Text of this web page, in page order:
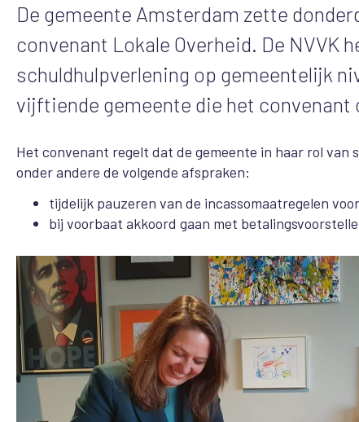
De gemeente Amsterdam zette
convenant Lokale Overheid. De NVVK
schuldhulpverlening op gemeentelijk
vijftiende gemeente die het convenant
Het convenant regelt dat de gemeente in haar rol
onder andere de volgende afspraken:
tijdelijk pauzeren van de incassomaatregelen
bij voorbaat akkoord gaan met